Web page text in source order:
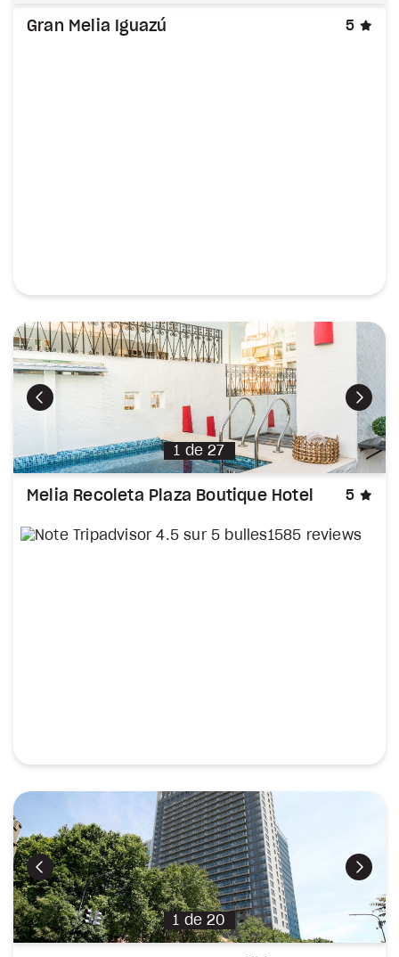
Gran Melia Iguazú 5
Précédent
1 de27
Melia Recoleta Plaza Boutique Hotel 5
1585 reviews
Précédent
1 de20